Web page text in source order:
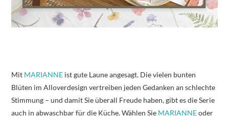
Mit MARIANNE ist gute Laune angesagt. Die vielen bunten
Blüten im Alloverdesign vertreiben jeden Gedanken an schlechte
Stimmung – und damit Sie überall Freude haben, gibt es die Serie
auch in abwaschbar für die Küche. Wählen Sie MARIANNEoder